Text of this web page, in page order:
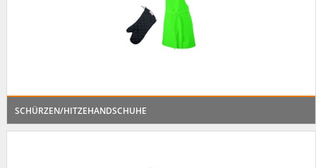
SCHÜRZEN/HITZEHANDSCHUHE